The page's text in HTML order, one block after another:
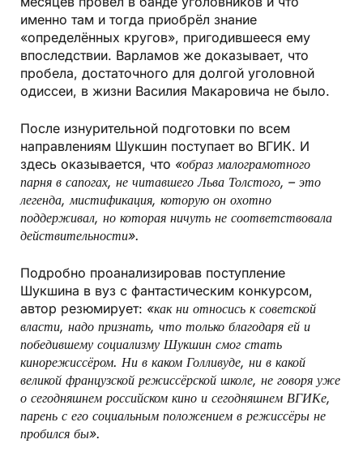
именно там и тогда приобрёл знание
«определённых кругов», пригодившееся ему
впоследствии. Варламов же доказывает, что
пробела, достаточного для долгой уголовной
одиссеи, в жизни Василия Макаровича не было.
После изнурительной подготовки по всем
направлениям Шукшин поступает во ВГИК. И
здесь оказывается, что «образ малограмотного
парня в сапогах, не читавшего Льва Толстого, – это
легенда, мистификация, которую он охотно
поддерживал, но которая ничуть не соответствовала
действительности».
Подробно проанализировав поступление
Шукшина в вуз с фантастическим конкурсом,
автор резюмирует: «как ни относись к советской
власти, надо признать, что только благодаря ей и
победившему социализму Шукшин смог стать
кинорежиссёром. Ни в каком Голливуде, ни в какой
великой французской режиссёрской школе, не говоря уже
о сегодняшнем российском кино и сегодняшнем ВГИКе,
парень с его социальным положением в режиссёры не
пробился бы».